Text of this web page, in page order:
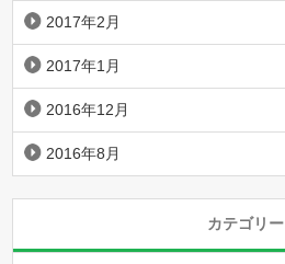
2017年2月
2017年1月
2016年12月
2016年8月
カテゴリー